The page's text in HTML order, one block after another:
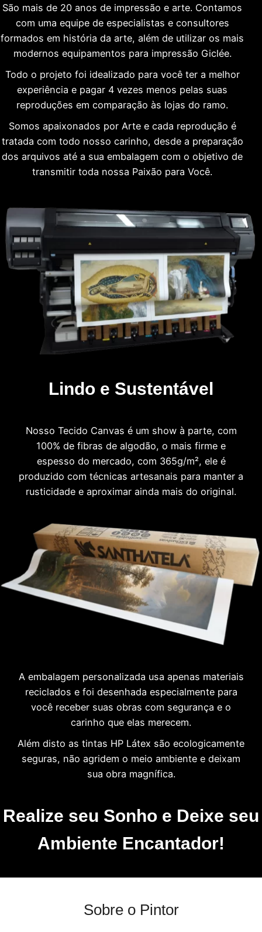
São mais de 20 anos de impressão e arte. Contamos
com uma equipe de especialistas e consultores
formados em história da arte, além de utilizar os mais
modernos equipamentos para impressão Giclée.
Todo o projeto foi idealizado para você ter a melhor
experiência e pagar 4 vezes menos pelas suas
reproduções em comparação às lojas do ramo.
Somos apaixonados por Arte e cada reprodução é
tratada com todo nosso carinho, desde a preparação
dos arquivos até a sua embalagem com o objetivo de
transmitir toda nossa Paixão para Você.
Lindo e Sustentável
Nosso Tecido Canvas é um show à parte, com
100% de fibras de algodão, o mais firme e
espesso do mercado, com 365g/m², ele é
produzido com técnicas artesanais para manter a
rusticidade e aproximar ainda mais do original.
A embalagem personalizada usa apenas materiais
reciclados e foi desenhada especialmente para
você receber suas obras com segurança e o
carinho que elas merecem.
Além disto as tintas HP Látex são ecologicamente
seguras, não agridem o meio ambiente e deixam
sua obra magnífica.
Realize seu Sonho e Deixe seu
Ambiente Encantador!
Sobre o Pintor